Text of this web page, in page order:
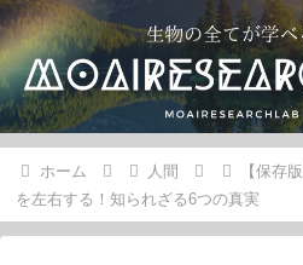
ホーム 人間
【保存
を左右する！知られざる6つの真実